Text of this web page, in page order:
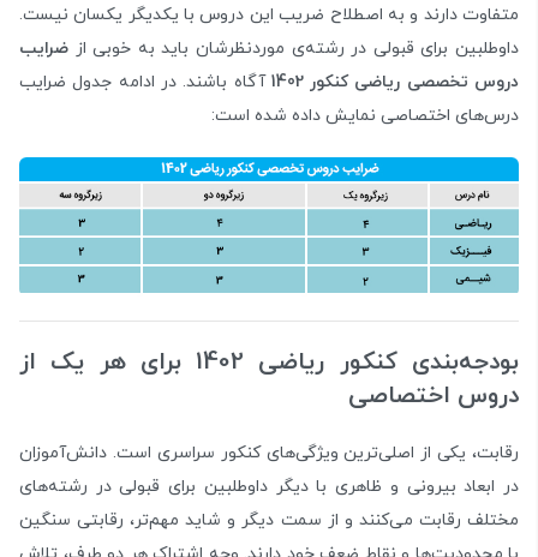
متفاوت دارند و به اصطلاح ضریب این دروس با یکدیگر یکسان نیست.
داوطلبین برای قبولی در رشته‌ی موردنظرشان باید به خوبی از ضرایب
دروس تخصصی ریاضی کنکور 1402
آگاه باشند. در ادامه جدول ضرایب
درس‌های اختصاصی نمایش داده شده است:
بودجه‌بندی کنکور ریاضی 1402 برای هر یک از
دروس اختصاصی
رقابت، یکی از اصلی‌ترین ویژگی‌های کنکور سراسری است. دانش‌آموزان
در ابعاد بیرونی و ظاهری با دیگر داوطلبین برای قبولی در رشته‌های
مختلف رقابت می‌کنند و از سمت دیگر و شاید مهم‌تر، رقابتی سنگین